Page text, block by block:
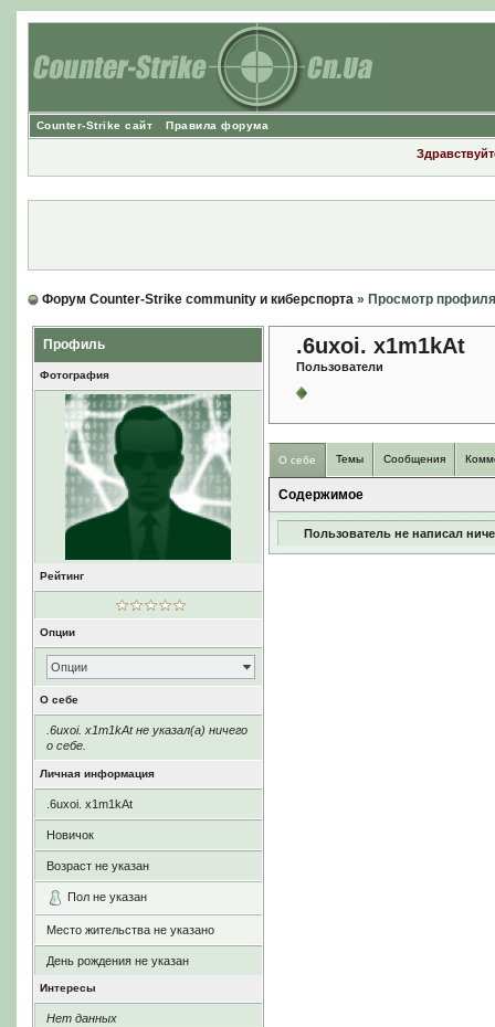
Counter-Strike сайт Правила форума
Форум Counter-Strike community и киберспорта» Просмотр профиля
Профиль
Фотография
Рейтинг
Опции
Опции
О себе
.6uxoi. x1m1kAt не указал(а) ничего
о себе.
Личная информация
.6uxoi. x1m1kAt
Новичок
Возраст не указан
Пол не указан
Место жительства не указано
День рождения не указан
Интересы
Нет данных
.6uxoi. x1m1kAt
Пользователи
О себе Темы Сообщения
Содержимое
Пользователь не написал